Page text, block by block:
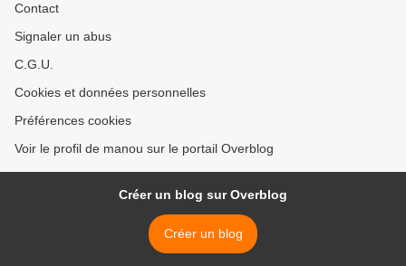
Contact
Signaler un abus
C.G.U.
Cookies et données personnelles
Préférences cookies
Voir le profil de manou sur le portail Overblog
Créer un blog sur Overblog
Créer un blog